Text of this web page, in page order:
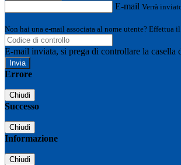
E-mail Verrà
Non hai una e-mail associata al nome utente? Effettua
E-mail inviata, si prega di controllare la casella
Errore
Chiudi
Successo
Chiudi
Informazione
Chiudi